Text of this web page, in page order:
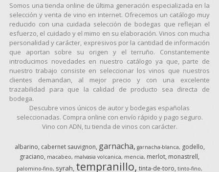
Somos una tienda online de última generación especializada en la
selección y venta de vino en internet. Ofrecemos un catálogo muy
reducido con una cuidada selección de bodegas que reflejan el
esfuerzo, el cuidado y el mimo en su elaboración. Vinos con mucha
personalidad y carácter, expresivos por la cantidad de información
que aportan sobre su origen y el terruño. Constantemente
introducimos novedades en nuestro catálogo ya que, parte de
nuestro trabajo consiste en seleccionar los vinos que nuestros
clientes demandan, al mejor precio y con una excelente
trazabilidad para que la calidad de producto sea directa de
bodega.
Descubre vinos únicos de autor y bodegas españolas
seleccionadas. Compra online con envío rápido y pago seguro.
Vino con ADN, tu tienda de vinos con carácter.
albarino cabernet sauvignon garnacha garnacha-blanca
godello
graciano macabeo malvasia volcanica mencia merlot monastrell
palomino-fino syrah tempranillo tinta-de-toro tinto-fino